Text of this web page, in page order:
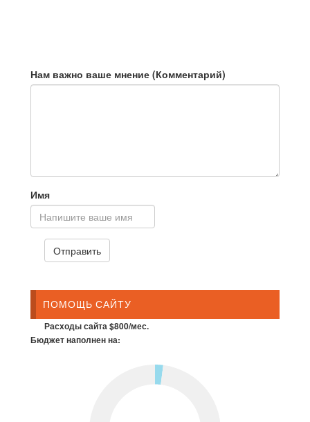
Нам важно ваше мнение (Комментарий)
Имя
ПОМОЩЬ САЙТУ
Расходы сайта $800/мес.
Бюджет наполнен на: